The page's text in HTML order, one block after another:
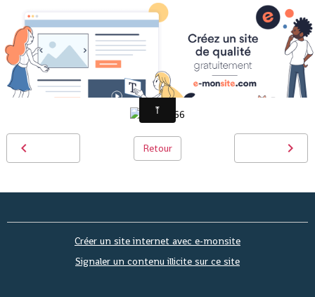
PICT0066
Retour
Créer un site internet avec e-monsite
Signaler un contenu illicite sur ce site